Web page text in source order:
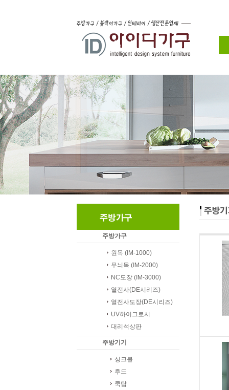
주방가구
원목 (IM-1000)
무늬목 (IM-2000)
NC도장 (IM-3000)
열전사(DE시리즈)
열전사도장(DE시리즈)
UV하이그로시
대리석상판
주방기기
싱크볼
후드
쿡탑